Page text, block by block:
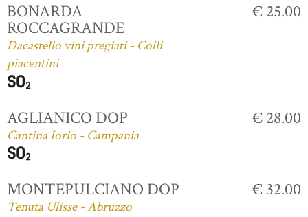
BONARDA
ROCCAGRANDE
Dacastello vini pregiati - Colli
piacentini
€ 25.00
AGLIANICO DOP
Cantina Iorio - Campania
€ 28.00
MONTEPULCIANO DOP
Tenuta Ulisse - Abruzzo
€ 32.00